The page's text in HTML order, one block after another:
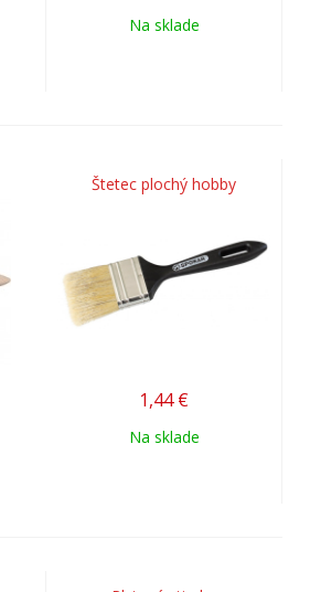
Na sklade
Štetec plochý hobby
1,44 €
Na sklade